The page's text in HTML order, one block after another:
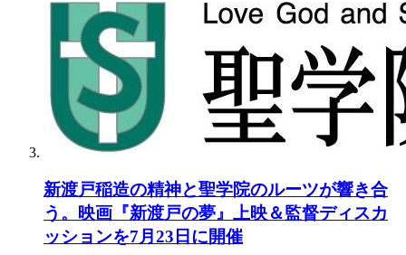
新渡戸稲造の精神と聖学院のルーツが響き合
う。映画『新渡戸の夢』上映＆監督ディスカ
ッションを7月23日に開催